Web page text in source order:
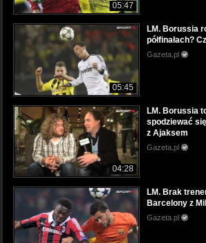
05:47
05:45
LM. Borussia
półfinałach?
Gazeta.pl
04:28
LM. Borussia
spodziewać
z Ajaksem
Gazeta.pl
LM. Brak
Barcelony z
Gazeta.pl